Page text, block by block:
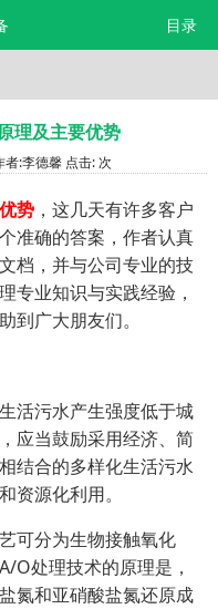
目录
理及主要优势
者:李德馨 点击: 次
势 ，这几天有许多客户
准确的答案，作者认真
档，并与公司专业的技
专业知识与实践经验，
到广大朋友们。
活污水产生强度低于城
应当鼓励采用经济、简
结合的多样化生活污水
资源化利用。
可分为生物接触氧化
O处理技术的原理是，
氮和亚硝酸盐氮还原成